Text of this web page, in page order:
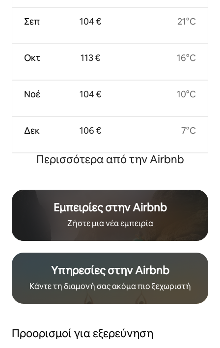
Σεπ
Οκτ
Νοέ
Δεκ
104 €
113 €
104 €
106 €
21°C
16°C
10°C
7°C
Περισσότερα από την Airbnb
Εμπειρίες στην Airbnb
Ζήστε μια νέα εμπειρία
Υπηρεσίες στην Airbnb
Κάντε τη διαμονή σας ακόμα πιο ξεχωριστή
Προορισμοί για εξερεύνηση